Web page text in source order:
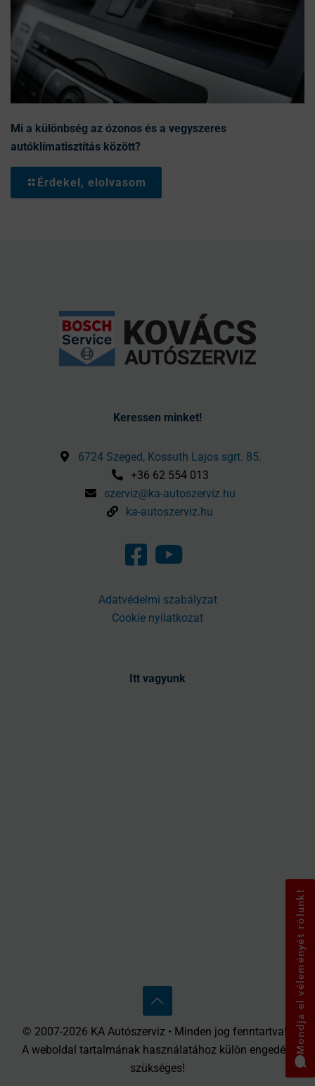
Mi a különbség az ózonos és a vegyszeres
autóklímatisztítás között?
Érdekel, elolvasom
Keressen minket!
6724 Szeged, Kossuth Lajos sgrt. 85.
+36 62 554 013
szerviz@ka-autoszerviz.hu
ka-autoszerviz.hu
Adatvédelmi szabályzat
Cookie nyilatkozat
Itt vagyunk
Mondja el véleményét rólunk!
© 2007-2026 KA Autószerviz • Minden jog fenntartva! •
A weboldal tartalmának használatához külön engedély
szükséges!